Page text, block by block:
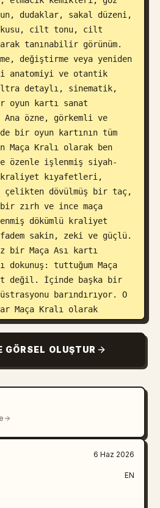
dudaklar, sakal düzeni,
cilt tonu, cilt
tanınabilir görünüm.
değiştirme veya yeniden
anatomiyi ve otantik
detaylı, sinematik,
oyun kartı sanat
özne, görkemli ve
bir oyun kartının tüm
Maça Kralı olarak ben
özenle işlenmiş siyah-
kraliyet kıyafetleri,
çelikten dövülmüş bir taç,
zırh ve ince maça
dökümlü kraliyet
sakin, zeki ve güçlü.
bir Maça Ası kartı
dokunuş: tuttuğum Maça
değil. İçinde başka bir
barındırıyor. O
Maça Kralı olarak
tamamı, Kupa
Kraliçe zarif, asil ve
kalp motifleriyle
içinde. İllüzyon, ince
anlatımıyla devam
kartı büyülenmiş bir
görünüyor ve bu da bir
paradoksu
güç, strateji, aşk ve
ilham alan
GÖRSEL OLUŞTUR
6 Haz 2026
EN